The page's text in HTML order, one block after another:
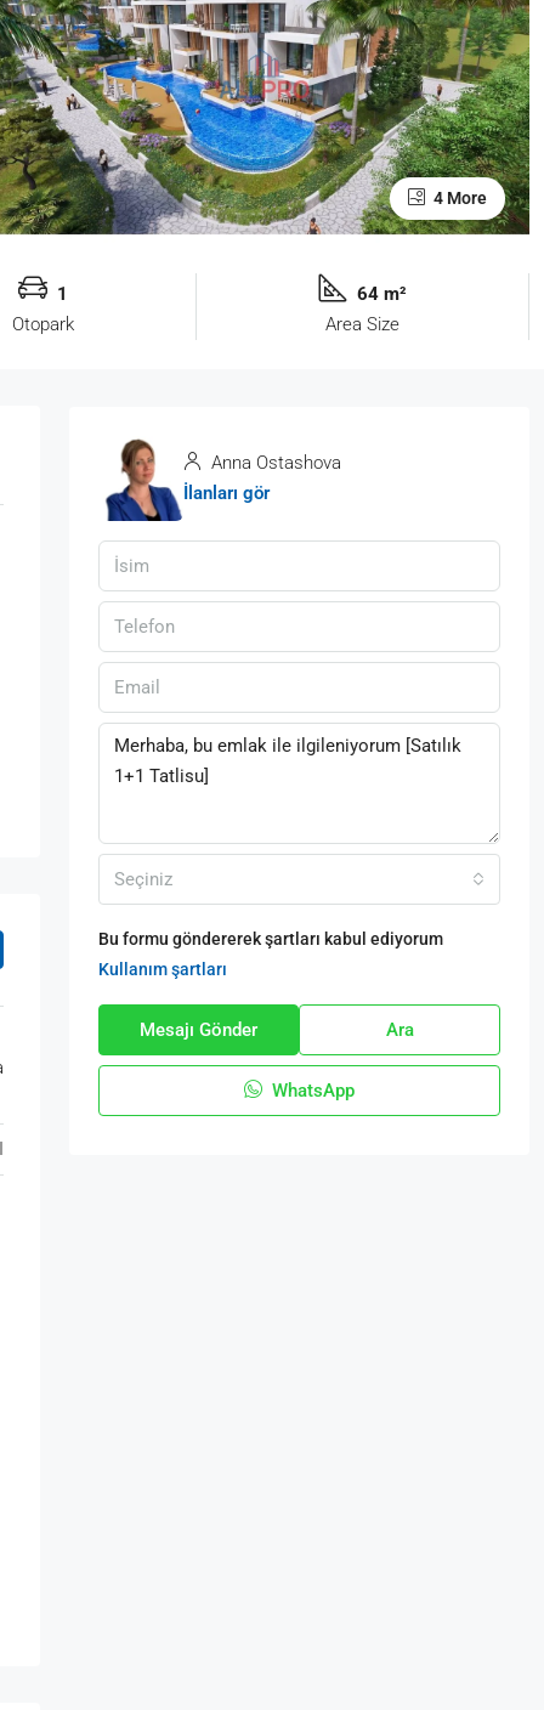
4 More
1
Otopark
64 m²
Area Size
Anna Ostashova
İlanları gör
Seçiniz
Bu formu göndererek şartları kabul ediyorum
Kullanım şartları
Mesajı Gönder Ara
WhatsApp